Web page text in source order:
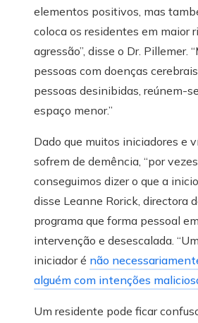
elementos positivos, mas
coloca os residentes em maior
agressão”, disse o Dr. Pillemer.
pessoas com doenças
pessoas desinibidas, reúnem-
espaço menor.”
Dado que muitos iniciadores e
sofrem de demência, “por
conseguimos dizer o que a
disse Leanne Rorick, directora
programa que forma pessoal em
intervenção e desescalada. “Um
iniciador é não
alguém com intenções
Um residente pode ficar